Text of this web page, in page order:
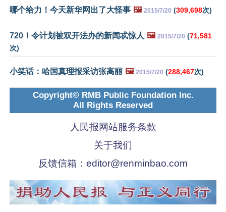
哪个给力！今天新华网出了大怪事 🖼️ 2015/7/20 (309,698次)
720！令计划被双开法办的新闻忒惊人 🖼️ 2015/7/20 (71,581
次)
小笑话：哈国真理报采访张高丽 🖼️ 2015/7/20 (288,467次)
Copyright© RMB Public Foundation Inc.
All Rights Reserved
人民报网站服务条款
关于我们
反馈信箱： editor@renminbao.com